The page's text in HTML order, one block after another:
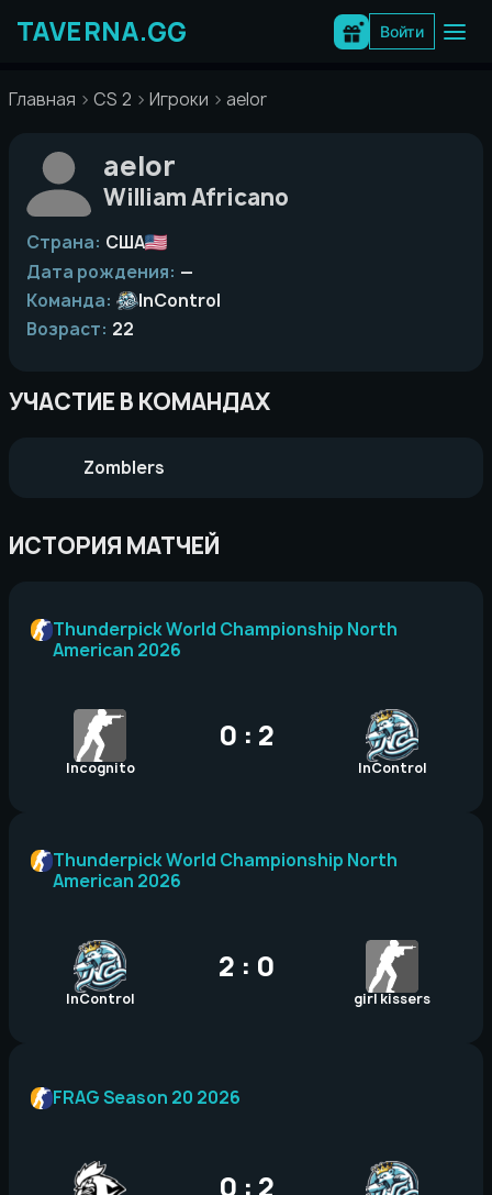
содержимому
Войти
Главная CS 2 Игроки aelor
aelor
William Africano
Страна: США
Дата рождения: —
Команда:
InControl
Возраст: 22
УЧАСТИЕ В КОМАНДАХ
Zomblers
ИСТОРИЯ МАТЧЕЙ
Incognito
0 : 2
InControl
Thunderpick World Championship North
American 2026
InControl
2 : 0
girl kissers
Thunderpick World Championship North
American 2026
0 : 2
FRAG Season 20 2026